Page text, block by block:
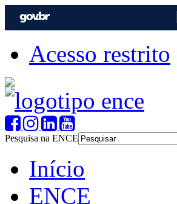
Acesso restrito
Pesquisa na ENCE
Início
ENCE